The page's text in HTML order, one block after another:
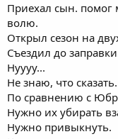
Приехал сын.
волю.
Открыл сезон на
Съездил до
Нуууу...
Не знаю, что сказать.
По сравнению с
Нужно их убирать
Нужно привыкнуть.